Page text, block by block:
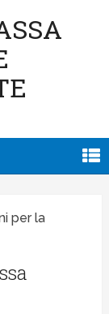
per la